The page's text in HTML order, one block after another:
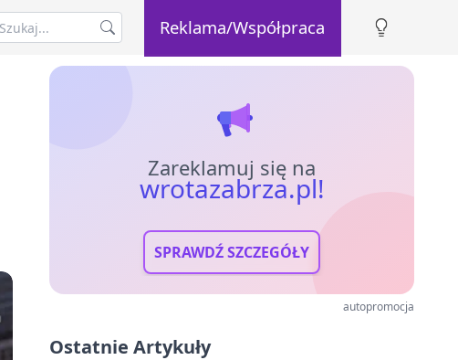
Reklama/Współpraca
Zareklamuj się na
wrotazabrza.pl!
SPRAWDŹ SZCZEGÓŁY
autopromocja
Ostatnie Artykuły